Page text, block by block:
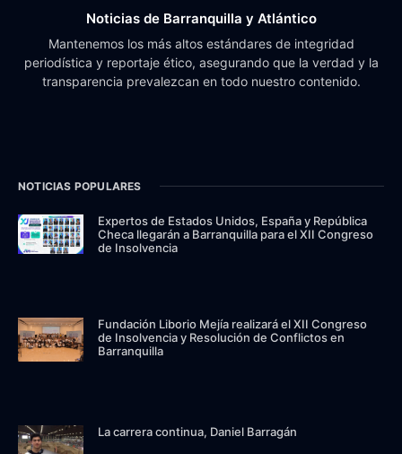
Noticias de Barranquilla y Atlántico
Mantenemos los más altos estándares de integridad
periodística y reportaje ético, asegurando que la verdad y la
transparencia prevalezcan en todo nuestro contenido.
NOTICIAS POPULARES
Expertos de Estados Unidos, España y República
Checa llegarán a Barranquilla para el XII Congreso
de Insolvencia
Fundación Liborio Mejía realizará el XII Congreso
de Insolvencia y Resolución de Conflictos en
Barranquilla
La carrera continua, Daniel Barragán